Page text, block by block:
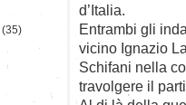
d’Italia.
Entrambi gli
vicino Ignazio
Schifani nella
travolgere il
(35)